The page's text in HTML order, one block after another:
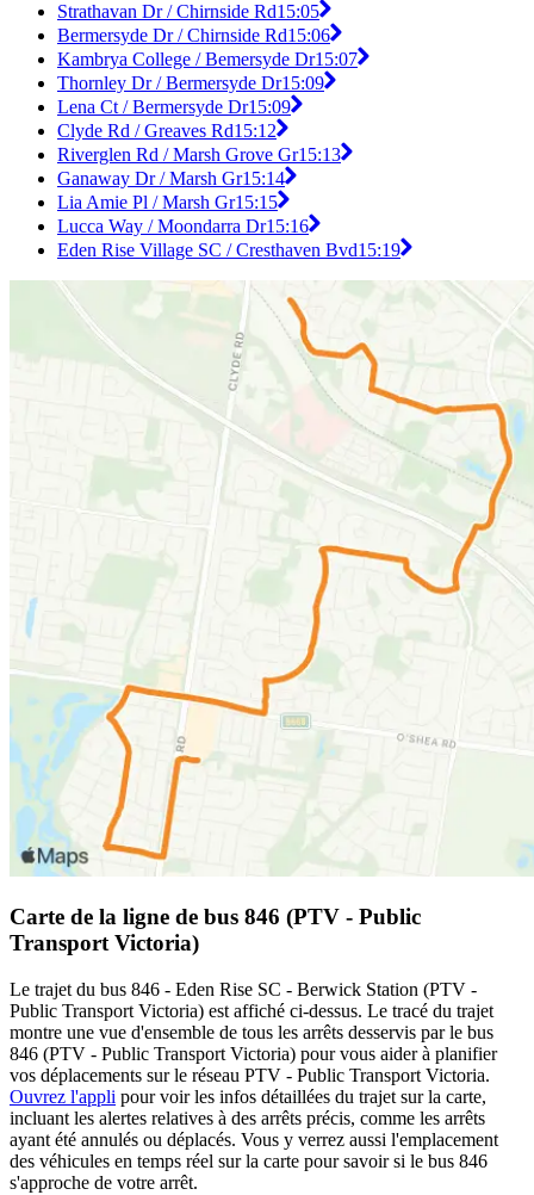
Strathavan Dr / Chirnside Rd15:05
Bermersyde Dr / Chirnside Rd15:06
Kambrya College / Bemersyde Dr15:07
Thornley Dr / Bermersyde Dr15:09
Lena Ct / Bermersyde Dr15:09
Clyde Rd / Greaves Rd15:12
Riverglen Rd / Marsh Grove Gr15:13
Ganaway Dr / Marsh Gr15:14
Lia Amie Pl / Marsh Gr15:15
Lucca Way / Moondarra Dr15:16
Eden Rise Village SC / Cresthaven Bvd15:19
Carte de la ligne de bus 846 (PTV - Public
Transport Victoria)
Le trajet du bus 846 - Eden Rise SC - Berwick Station (PTV -
Public Transport Victoria) est affiché ci-dessus. Le tracé du trajet
montre une vue d'ensemble de tous les arrêts desservis par le bus
846 (PTV - Public Transport Victoria) pour vous aider à planifier
vos déplacements sur le réseau PTV - Public Transport Victoria.
Ouvrez l'appli pour voir les infos détaillées du trajet sur la carte,
incluant les alertes relatives à des arrêts précis, comme les arrêts
ayant été annulés ou déplacés. Vous y verrez aussi l'emplacement
des véhicules en temps réel sur la carte pour savoir si le bus 846
s'approche de votre arrêt.